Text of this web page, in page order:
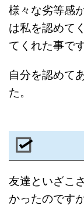
様々な劣等感
は私を認めて
てくれた事です
自分を認めて
た。
友達といざこ
かったのです